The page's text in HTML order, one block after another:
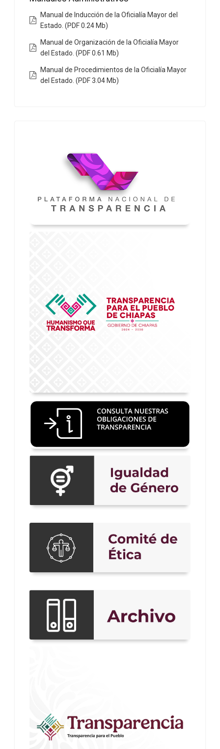
Manual de Inducción de la Oficialía Mayor del
Estado. (PDF 0.24 Mb)
Manual de Organización de la Oficialía Mayor
del Estado. (PDF 0.61 Mb)
Manual de Procedimientos de la Oficialía Mayor
del Estado. (PDF 3.04 Mb)